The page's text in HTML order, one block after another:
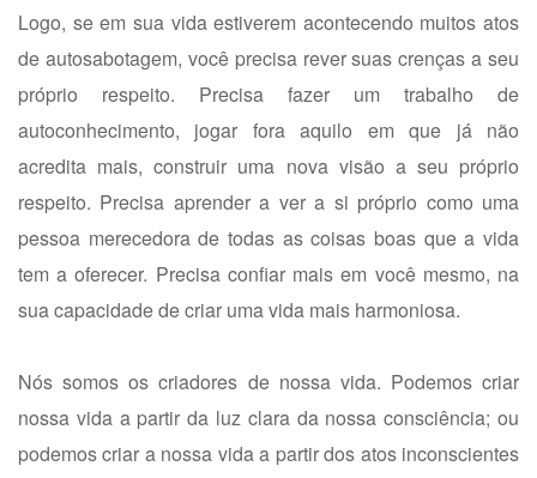
Logo, se em sua vida estiverem acontecendo muitos atos
de autosabotagem, você precisa rever suas crenças a seu
próprio respeito. Precisa fazer um trabalho de
autoconhecimento, jogar fora aquilo em que já não
acredita mais, construir uma nova visão a seu próprio
respeito. Precisa aprender a ver a si próprio como uma
pessoa merecedora de todas as coisas boas que a vida
tem a oferecer. Precisa confiar mais em você mesmo, na
sua capacidade de criar uma vida mais harmoniosa.
Nós somos os criadores de nossa vida. Podemos criar
nossa vida a partir da luz clara da nossa consciência; ou
podemos criar a nossa vida a partir dos atos inconscientes